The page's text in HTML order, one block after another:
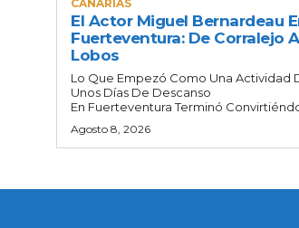
CANARIAS
El Actor Miguel Bernardeau
Fuerteventura: De Corralejo A
Lobos
Lo Que Empezó Como Una Actividad
Unos Días De Descanso
En Fuerteventura Terminó
Agosto 8, 2026